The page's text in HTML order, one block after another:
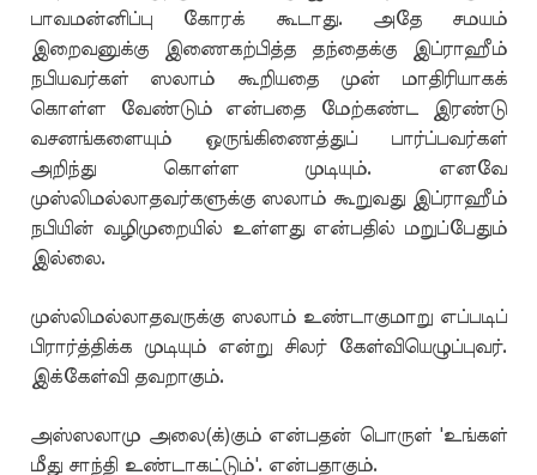
பாவமன்னிப்பு கோரக் கூடாது. அதே சமயம்
இறைவனுக்கு இணைகற்பித்த தந்தைக்கு இப்ராஹீம்
நபியவர்கள் ஸலாம் கூறியதை முன் மாதிரியாகக்
கொள்ள வேண்டும் என்பதை மேற்கண்ட இரண்டு
வசனங்களையும் ஒருங்கிணைத்துப் பார்ப்பவர்கள்
அறிந்து கொள்ள முடியும். எனவே
முஸ்லிமல்லாதவர்களுக்கு ஸலாம் கூறுவது இப்ராஹீம்
நபியின் வழிமுறையில் உள்ளது என்பதில் மறுப்பேதும்
இல்லை.
முஸ்லிமல்லாதவருக்கு ஸலாம் உண்டாகுமாறு எப்படிப்
பிரார்த்திக்க முடியும் என்று சிலர் கேள்வியெழுப்புவர்.
இக்கேள்வி தவறாகும்.
அஸ்ஸலாமு அலை(க்)கும் என்பதன் பொருள் 'உங்கள்
மீது சாந்தி உண்டாகட்டும்'. என்பதாகும்.